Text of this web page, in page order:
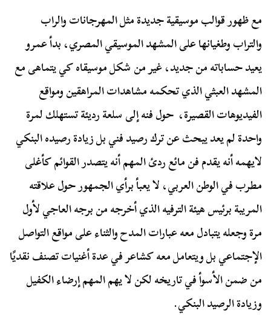
مع ظهور قوالب موسيقية جديدة مثل المهرجانات والراب
والتراب وطغيانها على المشهد الموسيقي المصري، بدأ عمرو
يعيد حساباته من جديد، غير من شكل موسيقاه كي يتماهى مع
المشهد العبثي الذي تحكمه مشاهدات المراهقين ومواقع
الفيديوهات القصيرة، حول فنه إلى سلعة رديئة تستهلك لمرة
واحدة لم يعد يبحث عن ترك رصيد فني بل زيادة رصيده البنكي
لايهمه أنه يقدم فن مائع ردئ المهم أنه يتصدر القوائم كأغلى
مطرب في الوطن العربي، لا يعبأ برأي الجمهور حول علاقته
المريبة برئيس هيئة الترفيه الذي أخرجه من برجه العاجي لأول
مرة وجعله يتبادل معه عبارات المدح والثناء على مواقع التواصل
الإجتماعي بل ويتعامل معه كشاعر في عدة أغنيات تصنف نقديًا
من ضمن الأسوأ في تاريخه لكن لا يهم المهم إرضاء الكفيل
وزيادة الرصيد البنكي.